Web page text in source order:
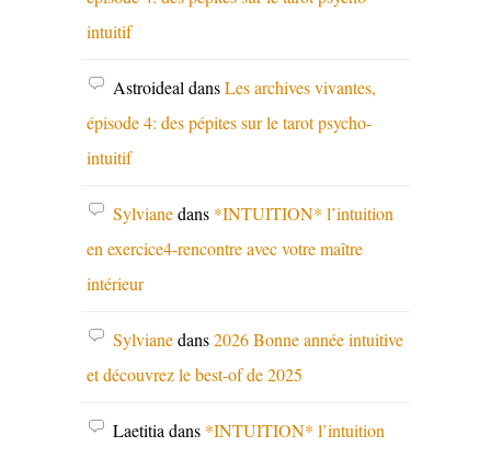
intuitif
AstroidealdansLes archives vivantes,
épisode 4: des pépites sur le tarot psycho-
intuitif
Sylvianedans *INTUITION* l’intuition
en exercice4-rencontre avec votre maître
intérieur
Sylvianedans2026 Bonne année intuitive
et découvrez le best-of de 2025
Laetitiadans *INTUITION* l’intuition